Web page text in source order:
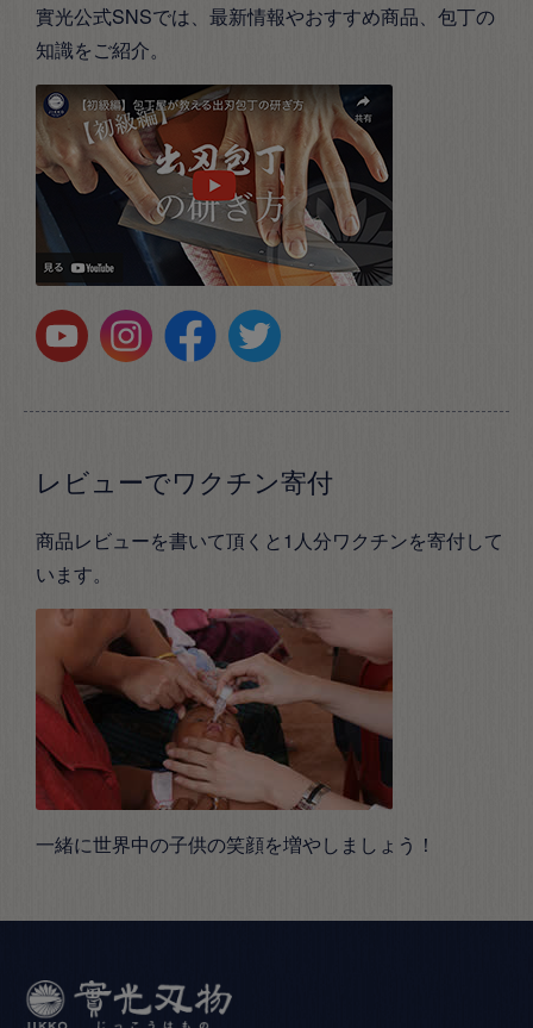
實光公式SNSでは、最新情報やおすすめ商品、包丁の
知識をご紹介。
レビューでワクチン寄付
商品レビューを書いて頂くと1人分ワクチンを寄付して
います。
一緒に世界中の子供の笑顔を増やしましょう！